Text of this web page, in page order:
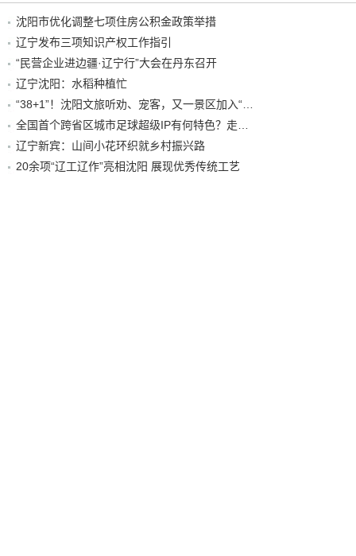
沈阳市优化调整七项住房公积金政策举措
辽宁发布三项知识产权工作指引
“民营企业进边疆·辽宁行”大会在丹东召开
辽宁沈阳：水稻种植忙
辽宁新宾：山间小花环织就乡村振兴路
20余项“辽工辽作”亮相沈阳 展现优秀传统工艺